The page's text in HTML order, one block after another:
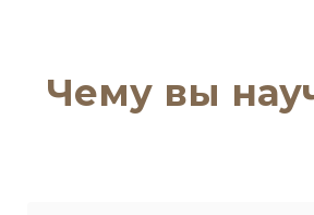
Чему вы